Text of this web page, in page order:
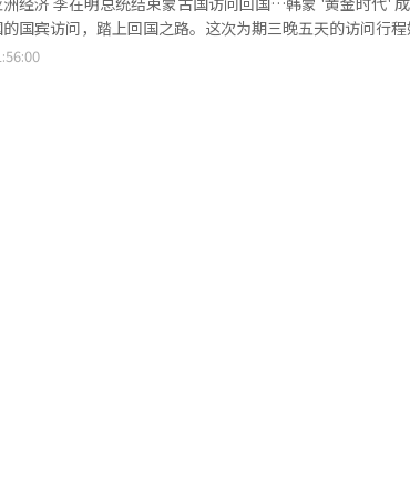
上，为了最小化一人一票制的缺点，给予了5%
制虽然能反映大多数党员的意愿，但也存在少数意见可能被忽视的担忧。
。如果在17日于大田举行的党代会上没有出现过半得票
更倾向选择含金量较低或重量较轻的产品，这一趋势可能制约市场
，但受金价上涨带动，第二季度全球黄金首饰消费金额同
金市场呈现明显分化。一方面婚庆需求带动首饰消费增加，另
国宾访问，踏上回国之路。这次为期三晚五天的访问行
外长巴特切克等人的欢送，